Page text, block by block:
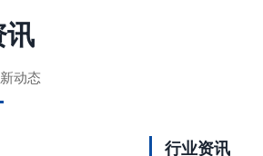
讯
动态
行业资讯